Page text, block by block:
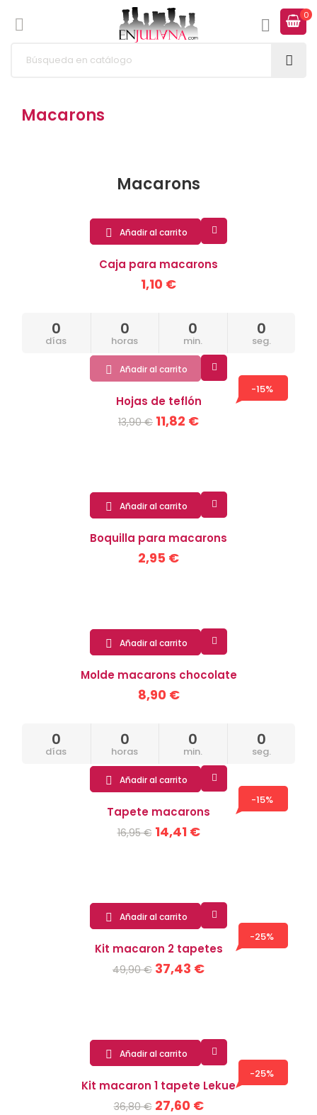

0


Macarons
Macarons
 Añadir al carrito 
Caja para macarons
1,10 €
-15%
0
días
0
horas
0
min.
0
seg.
 Añadir al carrito 
Hojas de teflón
13,90 € 11,82 €
 Añadir al carrito 
Boquilla para macarons
2,95 €
 Añadir al carrito 
Molde macarons chocolate
8,90 €
-15%
0
días
0
horas
0
min.
0
seg.
 Añadir al carrito 
Tapete macarons
16,95 € 14,41 €
-25%
 Añadir al carrito 
Kit macaron 2 tapetes
49,90 € 37,43 €
-25%
 Añadir al carrito 
Kit macaron 1 tapete Lekue
36,80 € 27,60 €